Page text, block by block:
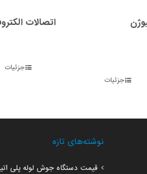
جزئیات
اتصالات
جزئیات
نوشته‌های تازه
قیمت دستگاه جوش لوله پلی